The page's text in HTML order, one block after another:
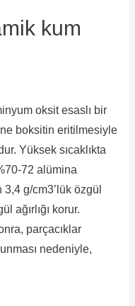
kum
oksit esaslı bir
boksitin eritilmesiyle
Yüksek sıcaklıkta
72 alümina
g/cm3’lük özgül
ağırlığı korur.
parçacıklar
nedeniyle,